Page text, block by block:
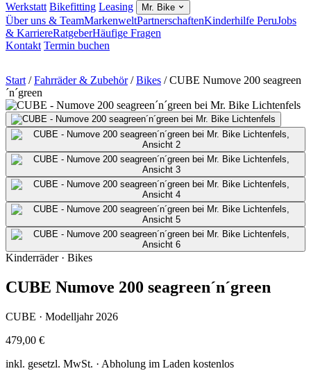
Werkstatt Bikefitting Leasing Mr. Bike
Über uns & TeamMarkenweltPartnerschaftenKinderhilfe PeruJobs
& KarriereRatgeberHäufige Fragen
Kontakt Termin buchen
Start / Fahrräder & Zubehör / Bikes /CUBE Numove 200 seagreen
´n´green
Kinderräder · Bikes
CUBE Numove 200 seagreen´n´green
CUBE · Modelljahr 2026
479,00 €
inkl. gesetzl. MwSt. · Abholung im Laden kostenlos